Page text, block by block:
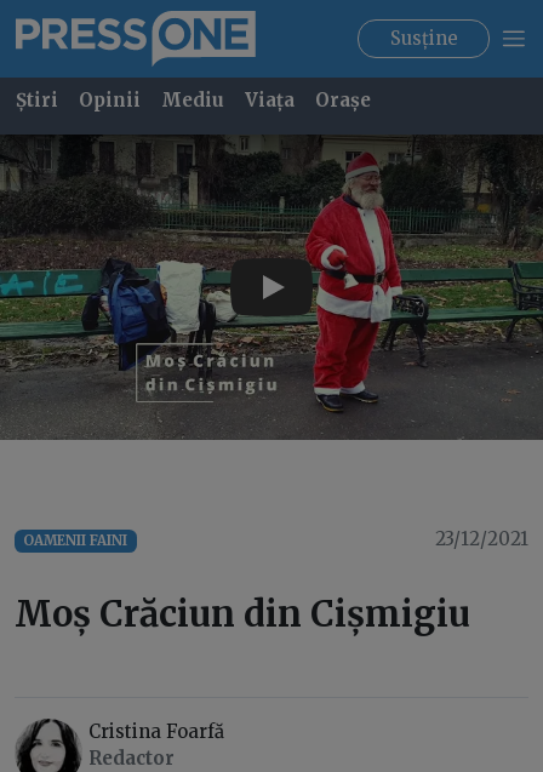
Susține
Știri Opinii Mediu Viața Orașe
Play
OAMENII FAINI 23/12/2021
Moș Crăciun din Cișmigiu
Cristina Foarfă
Redactor